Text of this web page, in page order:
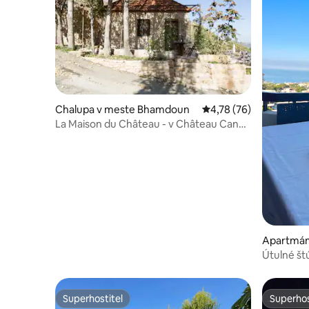
Chalupa v meste Bhamdoun Priemerné
4,78 (76)
La Maison du Château - v Château Cana
Útulné
Superhostiteľ
Superhostiteľ